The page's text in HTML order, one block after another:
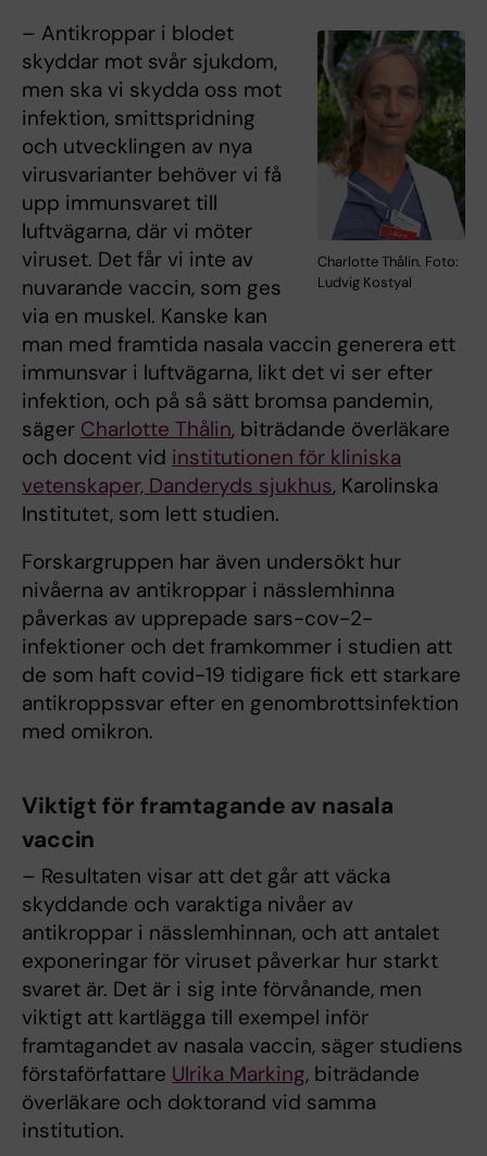
Charlotte Thålin. Foto:
Ludvig Kostyal
– Antikroppar i blodet
skyddar mot svår sjukdom,
men ska vi skydda oss mot
infektion, smittspridning
och utvecklingen av nya
virusvarianter behöver vi få
upp immunsvaret till
luftvägarna, där vi möter
viruset. Det får vi inte av
nuvarande vaccin, som ges
via en muskel. Kanske kan
man med framtida nasala vaccin generera ett
immunsvar i luftvägarna, likt det vi ser efter
infektion, och på så sätt bromsa pandemin,
säger Charlotte Thålin, biträdande överläkare
och docent vid institutionen för kliniska
vetenskaper, Danderyds sjukhus, Karolinska
Institutet, som lett studien.
Forskargruppen har även undersökt hur
nivåerna av antikroppar i nässlemhinna
påverkas av upprepade sars-cov-2-
infektioner och det framkommer i studien att
de som haft covid-19 tidigare fick ett starkare
antikroppssvar efter en genombrottsinfektion
med omikron.
Viktigt för framtagande av nasala
vaccin
– Resultaten visar att det går att väcka
skyddande och varaktiga nivåer av
antikroppar i nässlemhinnan, och att antalet
exponeringar för viruset påverkar hur starkt
svaret är. Det är i sig inte förvånande, men
viktigt att kartlägga till exempel inför
framtagandet av nasala vaccin, säger studiens
förstaförfattare Ulrika Marking, biträdande
överläkare och doktorand vid samma
institution.